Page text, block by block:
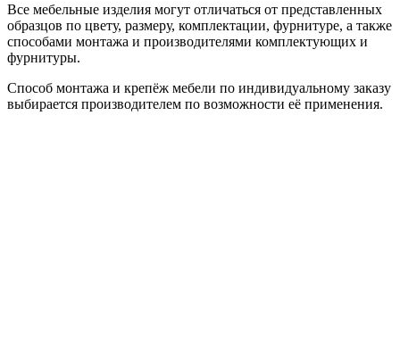
Все мебельные изделия могут отличаться от представленных
образцов по цвету, размеру, комплектации, фурнитуре, а также
способами монтажа и производителями комплектующих и
фурнитуры.
Способ монтажа и крепёж мебели по индивидуальному заказу
выбирается производителем по возможности её применения.